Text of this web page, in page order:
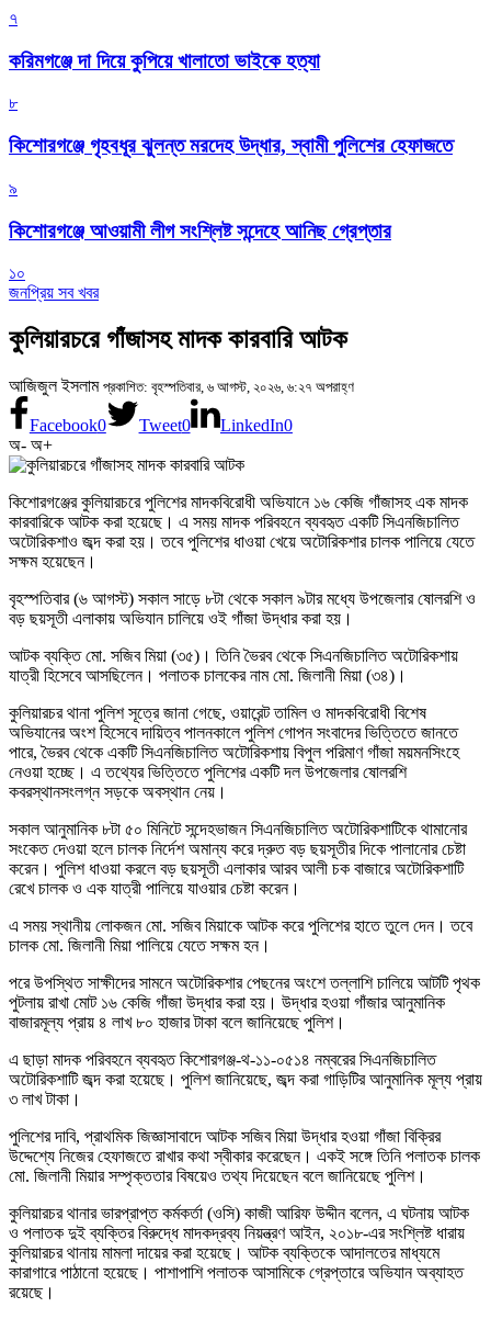
৭
করিমগঞ্জে দা দিয়ে কুপিয়ে খালাতো ভাইকে হত্যা
৮
কিশোরগঞ্জে গৃহবধূর ঝুলন্ত মরদেহ উদ্ধার, স্বামী পুলিশের হেফাজতে
৯
কিশোরগঞ্জে আওয়ামী লীগ সংশ্লিষ্ট সন্দেহে আনিছ গ্রেপ্তার
১০
জনপ্রিয় সব খবর
কুলিয়ারচরে গাঁজাসহ মাদক কারবারি আটক
আজিজুল ইসলাম প্রকাশিত: বৃহস্পতিবার, ৬ আগস্ট, ২০২৬, ৬:২৭ অপরাহ্ণ
Facebook0 Tweet0 LinkedIn0
অ- অ+
কিশোরগঞ্জের কুলিয়ারচরে পুলিশের মাদকবিরোধী অভিযানে ১৬ কেজি গাঁজাসহ এক মাদক
কারবারিকে আটক করা হয়েছে। এ সময় মাদক পরিবহনে ব্যবহৃত একটি সিএনজিচালিত
অটোরিকশাও জব্দ করা হয়। তবে পুলিশের ধাওয়া খেয়ে অটোরিকশার চালক পালিয়ে যেতে
সক্ষম হয়েছেন।
বৃহস্পতিবার (৬ আগস্ট) সকাল সাড়ে ৮টা থেকে সকাল ৯টার মধ্যে উপজেলার ষোলরশি ও
বড় ছয়সূতী এলাকায় অভিযান চালিয়ে ওই গাঁজা উদ্ধার করা হয়।
আটক ব্যক্তি মো. সজিব মিয়া (৩৫)। তিনি ভৈরব থেকে সিএনজিচালিত অটোরিকশায়
যাত্রী হিসেবে আসছিলেন। পলাতক চালকের নাম মো. জিলানী মিয়া (৩৪)।
কুলিয়ারচর থানা পুলিশ সূত্রে জানা গেছে, ওয়ারেন্ট তামিল ও মাদকবিরোধী বিশেষ
অভিযানের অংশ হিসেবে দায়িত্ব পালনকালে পুলিশ গোপন সংবাদের ভিত্তিতে জানতে
পারে, ভৈরব থেকে একটি সিএনজিচালিত অটোরিকশায় বিপুল পরিমাণ গাঁজা ময়মনসিংহে
নেওয়া হচ্ছে। এ তথ্যের ভিত্তিতে পুলিশের একটি দল উপজেলার ষোলরশি
কবরস্থানসংলগ্ন সড়কে অবস্থান নেয়।
সকাল আনুমানিক ৮টা ৫০ মিনিটে সন্দেহভাজন সিএনজিচালিত অটোরিকশাটিকে থামানোর
সংকেত দেওয়া হলে চালক নির্দেশ অমান্য করে দ্রুত বড় ছয়সূতীর দিকে পালানোর চেষ্টা
করেন। পুলিশ ধাওয়া করলে বড় ছয়সূতী এলাকার আরব আলী চক বাজারে অটোরিকশাটি
রেখে চালক ও এক যাত্রী পালিয়ে যাওয়ার চেষ্টা করেন।
এ সময় স্থানীয় লোকজন মো. সজিব মিয়াকে আটক করে পুলিশের হাতে তুলে দেন। তবে
চালক মো. জিলানী মিয়া পালিয়ে যেতে সক্ষম হন।
পরে উপস্থিত সাক্ষীদের সামনে অটোরিকশার পেছনের অংশে তল্লাশি চালিয়ে আটটি পৃথক
পুটলায় রাখা মোট ১৬ কেজি গাঁজা উদ্ধার করা হয়। উদ্ধার হওয়া গাঁজার আনুমানিক
বাজারমূল্য প্রায় ৪ লাখ ৮০ হাজার টাকা বলে জানিয়েছে পুলিশ।
এ ছাড়া মাদক পরিবহনে ব্যবহৃত কিশোরগঞ্জ-থ-১১-০৫১৪ নম্বরের সিএনজিচালিত
অটোরিকশাটি জব্দ করা হয়েছে। পুলিশ জানিয়েছে, জব্দ করা গাড়িটির আনুমানিক মূল্য প্রায়
৩ লাখ টাকা।
পুলিশের দাবি, প্রাথমিক জিজ্ঞাসাবাদে আটক সজিব মিয়া উদ্ধার হওয়া গাঁজা বিক্রির
উদ্দেশ্যে নিজের হেফাজতে রাখার কথা স্বীকার করেছেন। একই সঙ্গে তিনি পলাতক চালক
মো. জিলানী মিয়ার সম্পৃক্ততার বিষয়েও তথ্য দিয়েছেন বলে জানিয়েছে পুলিশ।
কুলিয়ারচর থানার ভারপ্রাপ্ত কর্মকর্তা (ওসি) কাজী আরিফ উদ্দীন বলেন, এ ঘটনায় আটক
ও পলাতক দুই ব্যক্তির বিরুদ্ধে মাদকদ্রব্য নিয়ন্ত্রণ আইন, ২০১৮-এর সংশ্লিষ্ট ধারায়
কুলিয়ারচর থানায় মামলা দায়ের করা হয়েছে। আটক ব্যক্তিকে আদালতের মাধ্যমে
কারাগারে পাঠানো হয়েছে। পাশাপাশি পলাতক আসামিকে গ্রেপ্তারে অভিযান অব্যাহত
রয়েছে।